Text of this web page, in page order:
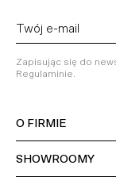
Zapisując się do
Regulaminie.
O FIRMIE
SHOWROOMY